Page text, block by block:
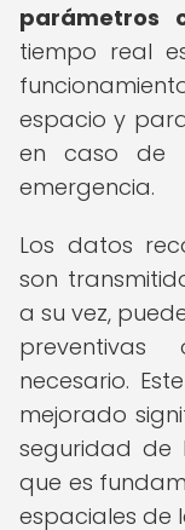
parámetros
tiempo real
espacio y
en caso de
emergencia.
Los datos
son
a su vez,
necesario.
mejorado
seguridad de
que es
espaciales de